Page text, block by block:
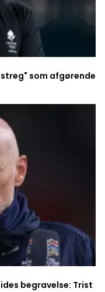
som afgørende
begravelse: Trist